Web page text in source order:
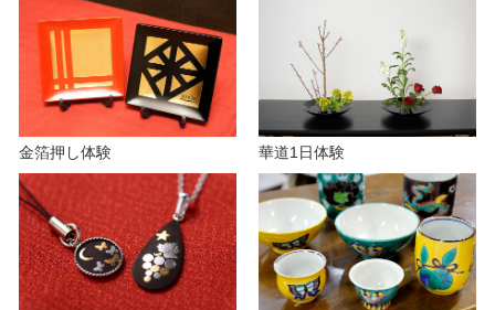
e
o
金箔押し体験 華道1日体験